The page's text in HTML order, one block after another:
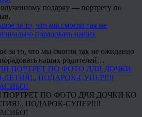
подарку — портрету по
за то, что мы смогли так не ожиданно
наших родителей…
ПОРТРЕТ ПО ФОТО ДЛЯ ДОЧКИ КО
ПОДАРОК-СУПЕР!!!!